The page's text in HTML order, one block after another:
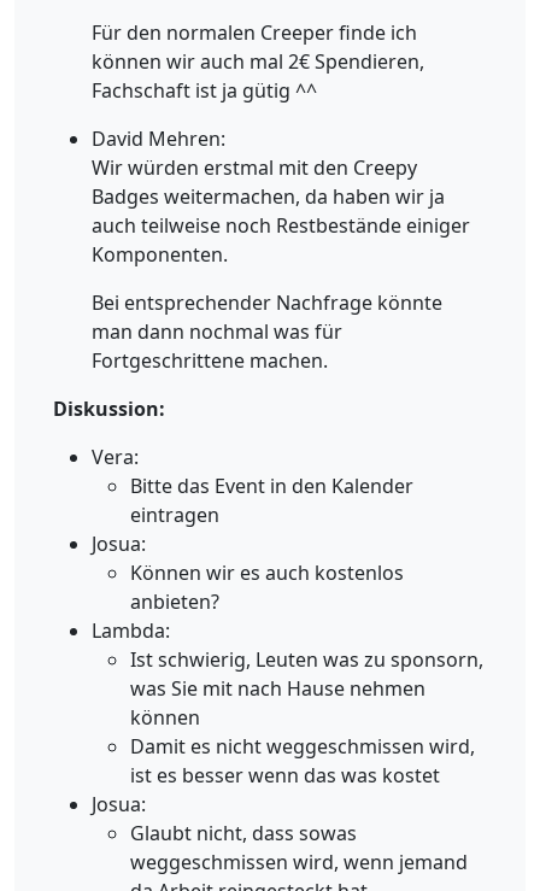
Für den normalen Creeper finde ich
können wir auch mal 2€ Spendieren,
Fachschaft ist ja gütig ^^
David Mehren:
Wir würden erstmal mit den Creepy
Badges weitermachen, da haben wir ja
auch teilweise noch Restbestände einiger
Komponenten.
Bei entsprechender Nachfrage könnte
man dann nochmal was für
Fortgeschrittene machen.
Diskussion:
Vera:
Bitte das Event in den Kalender
eintragen
Josua:
Können wir es auch kostenlos
anbieten?
Lambda:
Ist schwierig, Leuten was zu sponsorn,
was Sie mit nach Hause nehmen
können
Damit es nicht weggeschmissen wird,
ist es besser wenn das was kostet
Josua:
Glaubt nicht, dass sowas
weggeschmissen wird, wenn jemand